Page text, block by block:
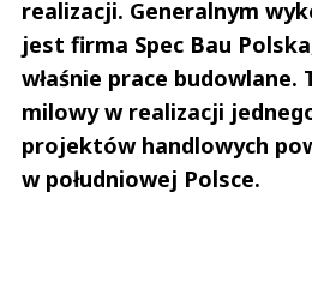
realizacji. Generalnym
jest firma Spec Bau
właśnie prace
milowy w realizacji
projektów handlowych
w południowej Polsce.